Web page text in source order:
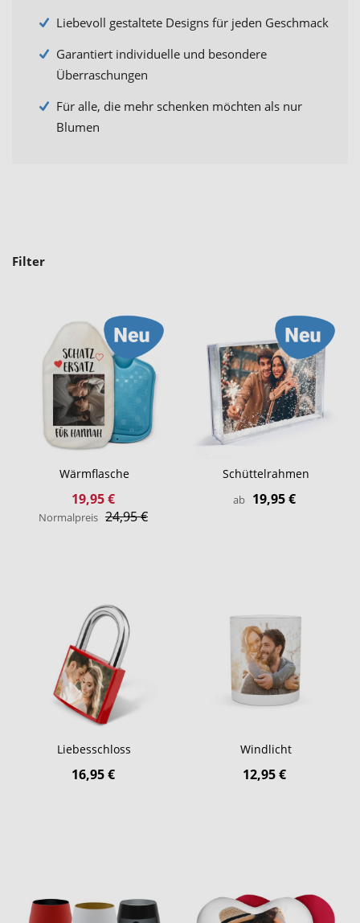
Liebevoll gestaltete Designs für jeden Geschmack
Garantiert individuelle und besondere
Überraschungen
Für alle, die mehr schenken möchten als nur
Blumen
Filter
Wärmflasche
Sonderangebot
19,95 €
Normalpreis 24,95 €
Schüttelrahmen
ab 19,95 €
Liebesschloss
16,95 €
Windlicht
12,95 €